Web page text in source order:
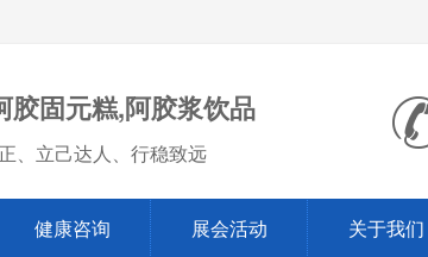
胶固元糕,阿胶浆饮品
、立己达人、行稳致远
健康咨询 展会活动 关于我们